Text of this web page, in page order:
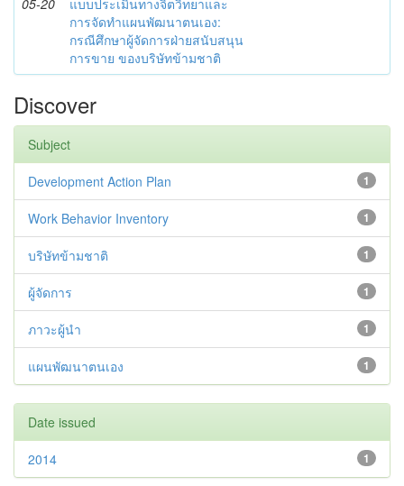
05-20
แบบประเมินทางจิตวิทยาและ
การจัดทำแผนพัฒนาตนเอง:
กรณีศึกษาผู้จัดการฝ่ายสนับสนุน
การขาย ของบริษัทข้ามชาติ
Discover
Subject
1
Development Action Plan
1
Work Behavior Inventory
1
บริษัทข้ามชาติ
1
ผู้จัดการ
1
ภาวะผู้นำ
1
แผนพัฒนาตนเอง
Date issued
1
2014